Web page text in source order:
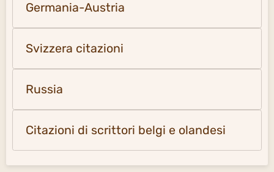
Germania-Austria
Svizzera citazioni
Russia
Citazioni di scrittori belgi e olandesi